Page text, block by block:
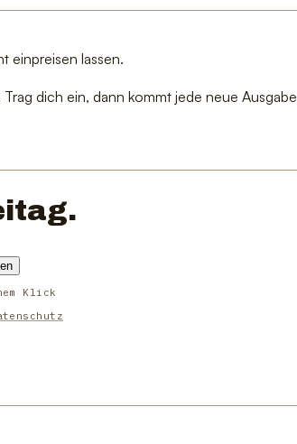
einpreisen lassen.
dich ein, dann kommt jede neue Ausgabe
Klick